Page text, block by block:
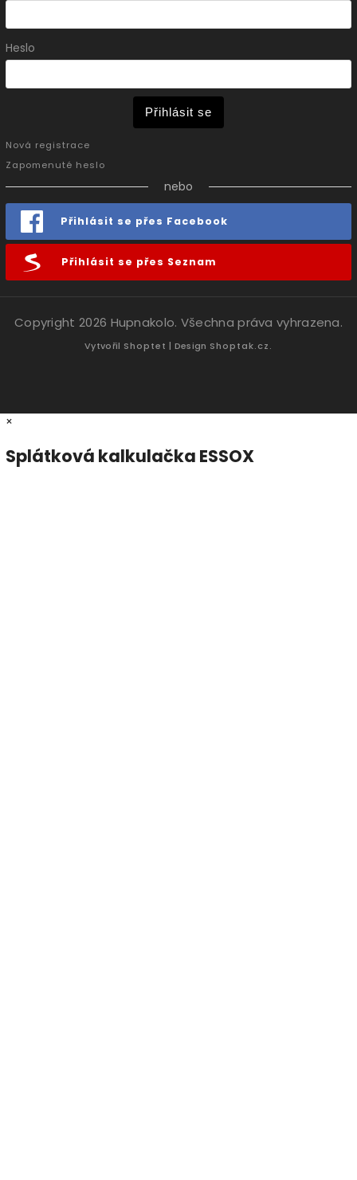
Heslo
Přihlásit se
Nová registrace
Zapomenuté heslo
nebo
Přihlásit se přes Facebook
Přihlásit se přes Seznam
Copyright 2026 Hupnakolo. Všechna práva vyhrazena.
Vytvořil Shoptet | Design Shoptak.cz.
×
Splátková kalkulačka ESSOX